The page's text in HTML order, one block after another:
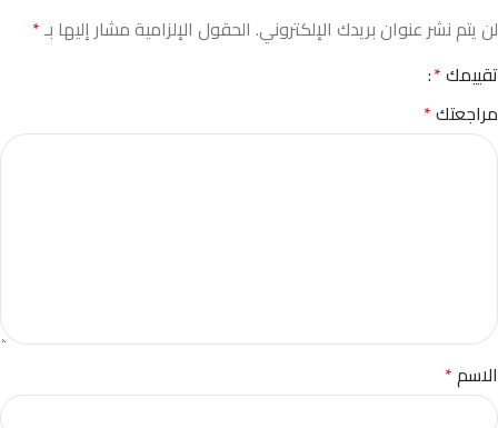
لن يتم نشر عنوان بريدك الإلكتروني. الحقول الإلزامية مشار إليها بـ*
تقييمك*
مراجعتك*
الاسم*